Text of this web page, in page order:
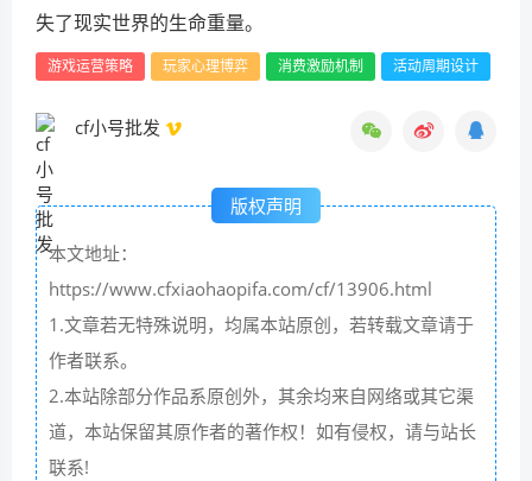
失了现实世界的生命重量。
游戏运营策略 玩家心理博弈 消费激励机制 活动周期设计
cf小号批发
版权声明
本文地址：
https://www.cfxiaohaopifa.com/cf/13906.html
1.文章若无特殊说明，均属本站原创，若转载文章请于
作者联系。
2.本站除部分作品系原创外，其余均来自网络或其它渠
道，本站保留其原作者的著作权！如有侵权，请与站长
联系!